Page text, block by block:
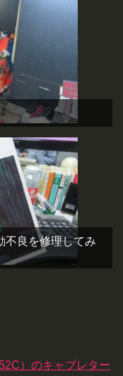
不良を修理してみ
）のキャブレター